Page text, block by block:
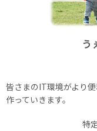
う
皆さまのIT環境がより
作っていきます。
特